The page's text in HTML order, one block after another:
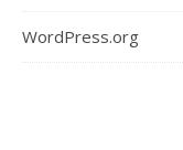
WordPress.org